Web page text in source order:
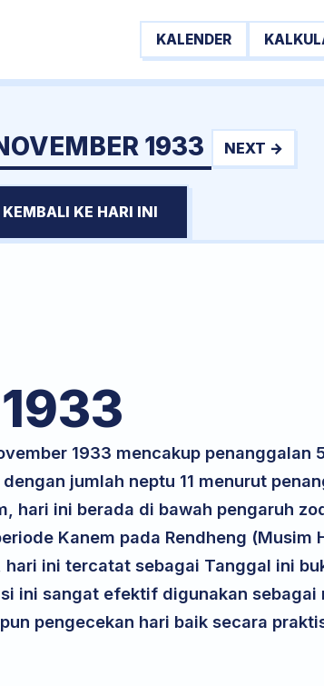
KALENDER
1933 NEXT →
KEMBALI KE HARI INI
1933
1933 mencakup penanggalan
jumlah neptu 11 menurut
hari ini berada di bawah pengaruh
Kanem pada Rendheng (Musim
ini tercatat sebagai Tanggal ini
ini sangat efektif digunakan sebagai
pengecekan hari baik secara